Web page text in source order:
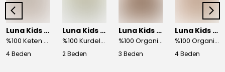
Luna Kids Store
%100 Keten Brilla Fistolu Elbise
4 Beden
Luna Kids Store
%100 Kurdele Detaylı Tulum
2 Beden
Luna Kids Store
%100 Organik Pamuk Cherry Koleksiyon 3'lü Takım Bordo
3 Beden
Luna Kids Store
%100 Organik Pamuk Cherry Koleksiyon 3'lü Takım Ekru
4 Beden